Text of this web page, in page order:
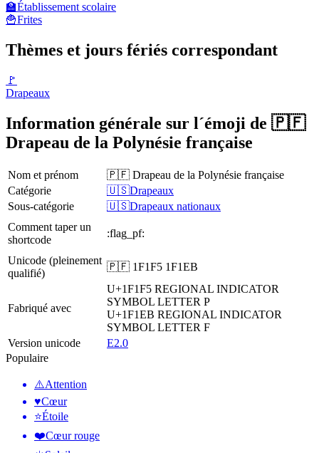
🏫Établissement scolaire
🍟Frites
Thèmes et jours fériés correspondant
🚩
Drapeaux
Information générale sur l´émoji de 🇵🇫
Drapeau de la Polynésie française
Nom et prénom
🇵🇫 Drapeau de la Polynésie française
Catégorie
🇺🇸Drapeaux
Sous-catégorie
🇺🇸Drapeaux nationaux
Comment taper un
shortcode
:flag_pf:
Unicode (pleinement
qualifié)
🇵🇫 1F1F5 1F1EB
Fabriqué avec
U+1F1F5 REGIONAL INDICATOR
SYMBOL LETTER P
U+1F1EB REGIONAL INDICATOR
SYMBOL LETTER F
Version unicode
E2.0
Populaire
⚠️Attention
♥️Cœur
⭐Étoile
❤️Cœur rouge